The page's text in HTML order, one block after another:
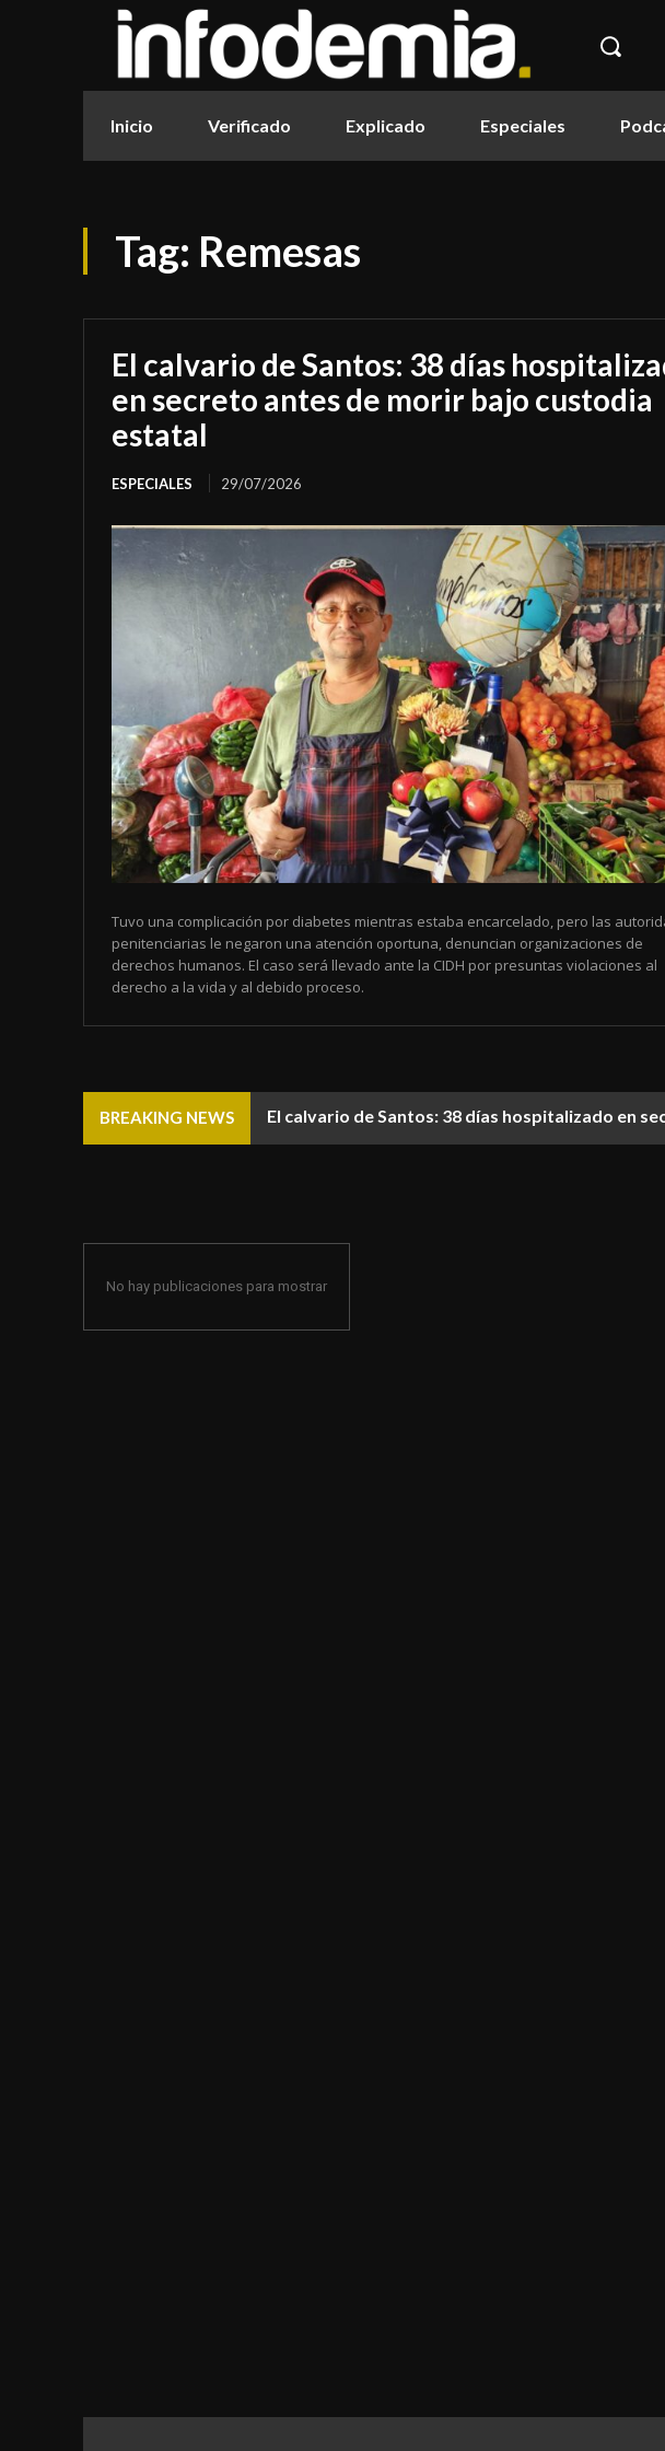
Inicio Verificado Explicado Especiales
Tag: Remesas
El calvario de Santos: 38 días
en secreto antes de morir bajo custodia
estatal
ESPECIALES 29/07/2026
Tuvo una complicación por diabetes mientras estaba encarcelado, pero las
penitenciarias le negaron una atención oportuna, denuncian organizaciones de
derechos humanos. El caso será llevado ante la CIDH por presuntas violaciones al
derecho a la vida y al debido proceso.
BREAKING NEWS El calvario de Santos: 38 días hospitalizado en
No hay publicaciones para mostrar